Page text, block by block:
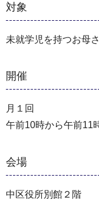
対象
未就学児を持つお母
開催
月１回
午前10時から午前11
会場
中区役所別館２階